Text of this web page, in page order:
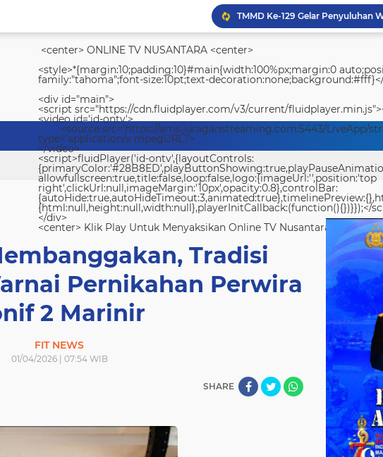
Lapas Kelas IIA Padang Ucapkan
<center> ONLINE TV NUSANTARA <center>
<style>*{margin:10;padding:10}#main{width:100%px;margin:0
family:"tahoma";font-size:10pt;text-
<div id="main">
<script src="https://cdn.fluidplayer.com/v3/current/
<video id='id-ontv'>
<source src='https://ams.juraganstreaming.com:5443/LiveApp/
type='application/x-mpegURL'/>
</video>
<script>fluidPlayer('id-ontv',{layoutControls:
allowfullscreen:true,title:false,loop:false,logo:{imageUrl:'',position:'top
right',clickUrl:null,imageMargin:'10px',opacity:0.8},controlBar:
{html:null,height:null,width:null},playerInitCallback:(function(){})}});</
</div>
<center> Klik Play Untuk Menyaksikan Online TV Nusantara <center>
Tradisi
Pernikahan Perwira
2 Marinir
FIT NEWS
01/04/2026 | 07:54 WIB
SHARE